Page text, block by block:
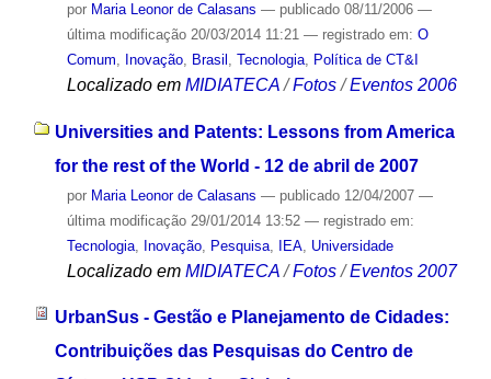
por Maria Leonor de Calasans — publicado08/11/2006 —
última modificação20/03/2014 11:21 — registrado em: O
Comum, Inovação, Brasil , Tecnologia, Política de CT&I
Localizado em MIDIATECA /Fotos /Eventos 2006
Universities and Patents: Lessons from America
for the rest of the World - 12 de abril de 2007
por Maria Leonor de Calasans — publicado12/04/2007 —
última modificação29/01/2014 13:52 — registrado em:
Tecnologia, Inovação, Pesquisa, IEA, Universidade
Localizado em MIDIATECA /Fotos /Eventos 2007
UrbanSus - Gestão e Planejamento de Cidades:
Contribuições das Pesquisas do Centro de